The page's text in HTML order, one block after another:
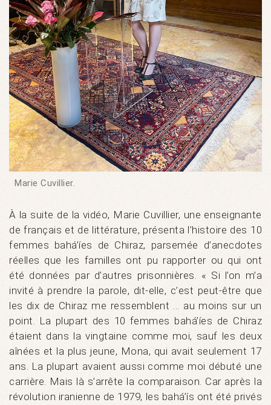
Marie Cuvillier.
À la suite de la vidéo, Marie Cuvillier, une enseignante
de français et de littérature, présenta l’histoire des 10
femmes bahá’íes de Chiraz, parsemée d’anecdotes
réelles que les familles ont pu rapporter ou qui ont
été données par d’autres prisonnières. « Si l’on m’a
invité à prendre la parole, dit-elle, c’est peut-être que
les dix de Chiraz me ressemblent … au moins sur un
point. La plupart des 10 femmes bahá’íes de Chiraz
étaient dans la vingtaine comme moi, sauf les deux
aînées et la plus jeune, Mona, qui avait seulement 17
ans. La plupart avaient aussi comme moi débuté une
carrière. Mais là s’arrête la comparaison. Car après la
révolution iranienne de 1979, les bahá’ís ont été privés